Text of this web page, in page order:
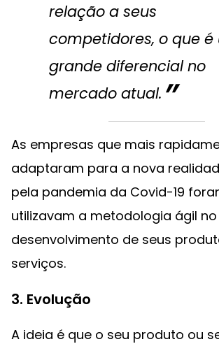
relação a seus
competidores, o que é
grande diferencial no
mercado atual.
As empresas que mais
adaptaram para a nova
pela pandemia da Covid-19
utilizavam a metodologia ágil no
desenvolvimento de seus
serviços.
3. Evolução
A ideia é que o seu produto ou